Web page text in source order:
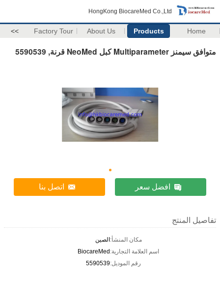
HongKong BiocareMed Co.,Ltd
Home
Products
About Us
Factory Tour
>>
متوافق سيمنز Multiparameter كبل NeoMed قرنة, 5590539
افضل سعر اتصل بنا
تفاصيل المنتج
مكان المنشأ:الصين
اسم العلامة التجارية:BiocareMed
رقم الموديل:5590539